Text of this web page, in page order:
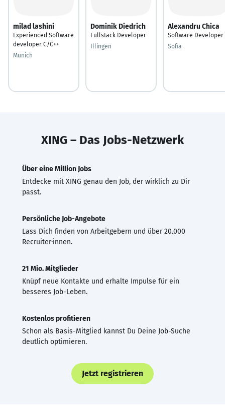
milad lashini
Experienced Software
developer C/C++
Munich
Dominik Diedrich
Fullstack Developer
Illingen
Alexandru Chica
Software Developer
Sofia
XING – Das Jobs-Netzwerk
Über eine Million Jobs
Entdecke mit XING genau den Job, der wirklich zu Dir
passt.
Persönliche Job-Angebote
Lass Dich finden von Arbeitgebern und über 20.000
Recruiter·innen.
21 Mio. Mitglieder
Knüpf neue Kontakte und erhalte Impulse für ein
besseres Job-Leben.
Kostenlos profitieren
Schon als Basis-Mitglied kannst Du Deine Job-Suche
deutlich optimieren.
Jetzt registrieren